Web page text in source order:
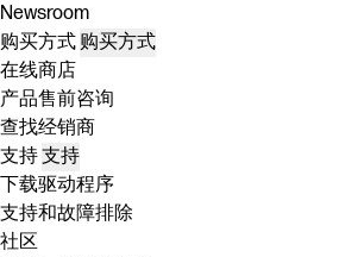
Newsroom
购买方式 购买方式
在线商店
产品售前咨询
查找经销商
支持支持
下载驱动程序
支持和故障排除
社区